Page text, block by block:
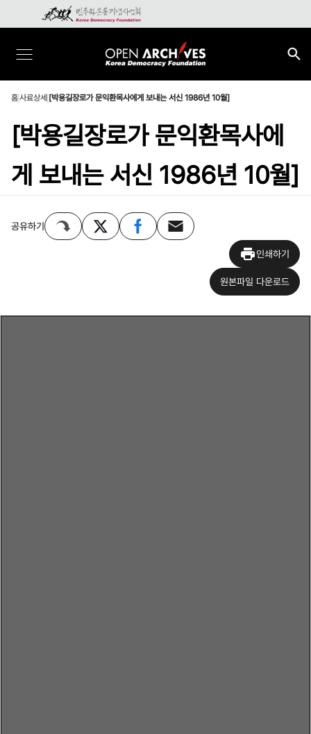
홈사료상세 [박용길장로가 문익환목사에게 보내는 서신 1986년 10월]
[박용길장로가 문익환목사에
게 보내는 서신 1986년 10월]
공유하기
인쇄하기
원본파일 다운로드